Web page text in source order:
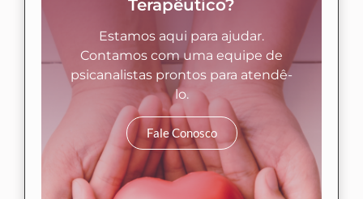
Terapêutico?
Estamos aqui para ajudar.
Contamos com uma equipe de
psicanalistas prontos para atendê-
lo.
Fale Conosco